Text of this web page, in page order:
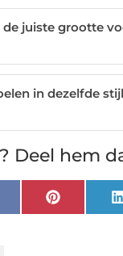
de juiste grootte
in dezelfde
Deel hem
Pinterest